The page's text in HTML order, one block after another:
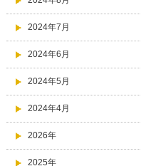
2024年7月
2024年6月
2024年5月
2024年4月
2026年
2025年